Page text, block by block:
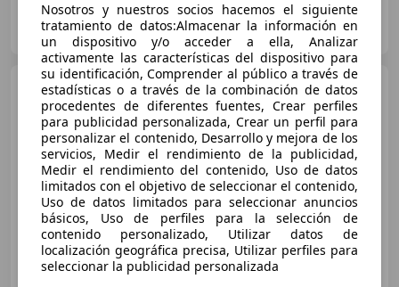
AUTOS VILLA ROSA
ES-29004 MÁLAGA
MG TFTF 1.8 160
€ 9.500
Sin comparación
10/2003 115.000 km Gasolina 118 kW (160 CV)
Nosotros y nuestros socios hacemos el siguiente
tratamiento de datos:Almacenar la información en
un dispositivo y/o acceder a ella, Analizar
activamente las características del dispositivo para
su identificación, Comprender al público a través de
estadísticas o a través de la combinación de datos
procedentes de diferentes fuentes, Crear perfiles
para publicidad personalizada, Crear un perfil para
personalizar el contenido, Desarrollo y mejora de los
servicios, Medir el rendimiento de la publicidad,
Medir el rendimiento del contenido, Uso de datos
limitados con el objetivo de seleccionar el contenido,
Uso de datos limitados para seleccionar anuncios
básicos, Uso de perfiles para la selección de
contenido personalizado, Utilizar datos de
localización geográfica precisa, Utilizar perfiles para
seleccionar la publicidad personalizada